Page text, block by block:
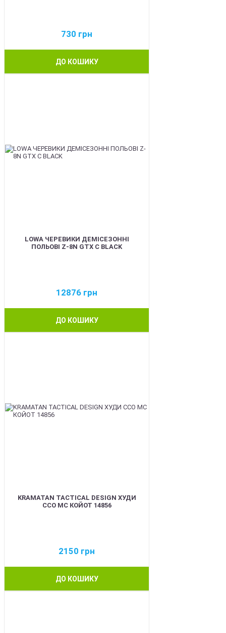
730 грн
ДО КОШИКУ
LOWA ЧЕРЕВИКИ ДЕМІСЕЗОННІ
ПОЛЬОВІ Z-8N GTX C BLACK
12876 грн
ДО КОШИКУ
KRAMATAN TACTICAL DESIGN ХУДИ
ССО МС КОЙОТ 14856
2150 грн
ДО КОШИКУ